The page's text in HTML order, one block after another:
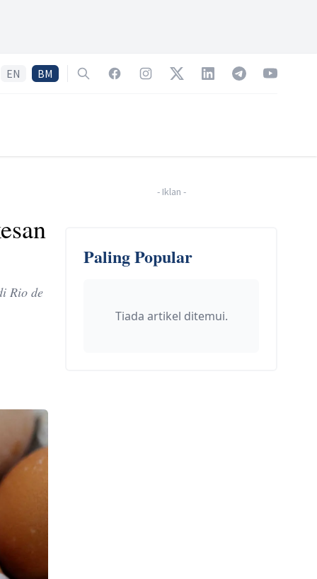
EN BM SearchFacebookInstagramTwitterLinkedInTelegramYouTube
Rio de
- Iklan -
Paling Popular
Tiada artikel ditemui.